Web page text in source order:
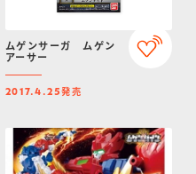
ムゲンサーガ ムゲン
アーサー
2017.4.25発売